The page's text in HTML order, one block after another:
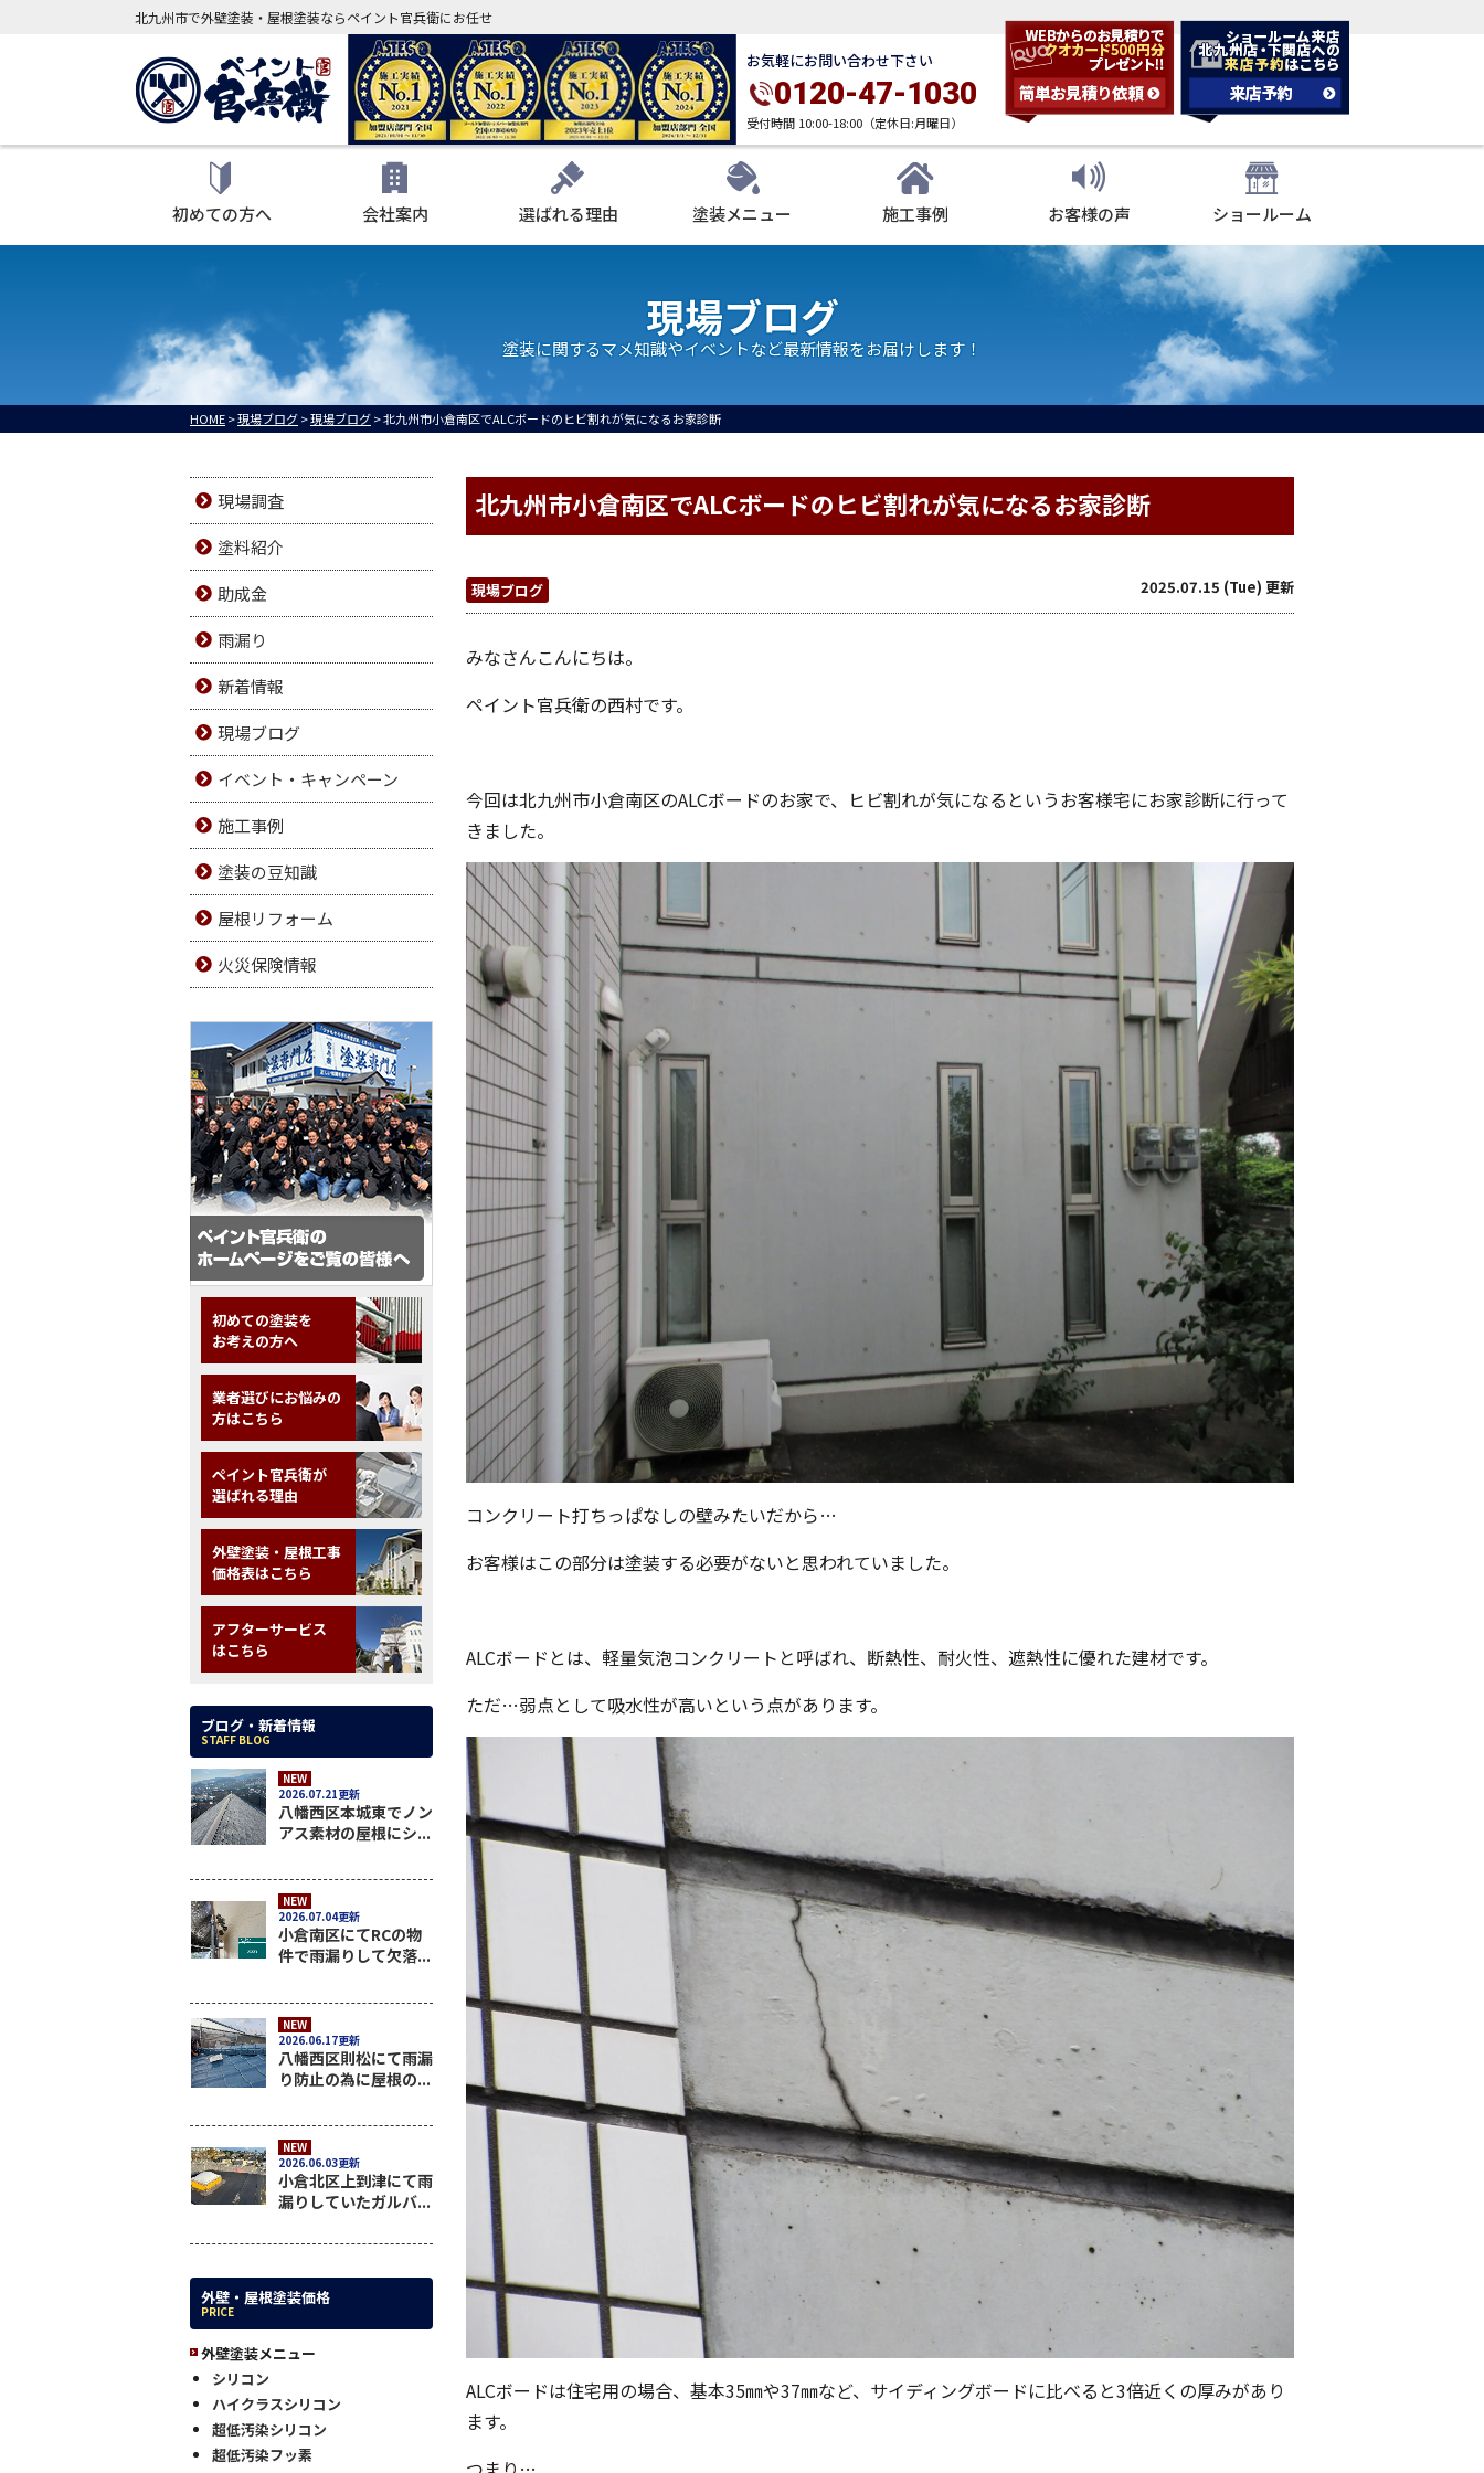
北九州市で外壁塗装・屋根塗装ならペイント官兵衛にお任せ
お気軽にお問い合わせ下さい
0120-47-1030
受付時間 10:00-18:00（定休日:月曜日）
初めての方へ 会社案内 選ばれる理由 塗装メニュー 施工事例 お客様の声 ショールーム
現場ブログ
塗装に関するマメ知識やイベントなど最新情報をお届けします！
HOME>現場ブログ>現場ブログ>北九州市小倉南区でALCボードのヒビ割れが気になるお家診断
北九州市小倉南区でALCボードのヒビ割れが気になるお家診断
現場ブログ 2025.07.15 (Tue) 更新
みなさんこんにちは。
ペイント官兵衛の西村です。
今回は北九州市小倉南区のALCボードのお家で、ヒビ割れが気になるというお客様宅にお家診断に行って
きました。
コンクリート打ちっぱなしの壁みたいだから…
お客様はこの部分は塗装する必要がないと思われていました。
ALCボードとは、軽量気泡コンクリートと呼ばれ、断熱性、耐火性、遮熱性に優れた建材です。
ただ…弱点として吸水性が高いという点があります。
ALCボードは住宅用の場合、基本35㎜や37㎜など、サイディングボードに比べると3倍近くの厚みがあり
ます。
現場調査
塗料紹介
助成金
雨漏り
新着情報
現場ブログ
イベント・キャンペーン
施工事例
塗装の豆知識
屋根リフォーム
火災保険情報
初めての塗装を
お考えの方へ
業者選びにお悩みの
方はこちら
ペイント官兵衛が
選ばれる理由
外壁塗装・屋根工事
価格表はこちら
アフターサービス
はこちら
ブログ・新着情報
STAFF BLOG
NEW
2026.07.21更新
八幡西区本城東でノン
アス素材の屋根にシ...
NEW
2026.07.04更新
小倉南区にてRCの物
件で雨漏りして欠落...
NEW
2026.06.17更新
八幡西区則松にて雨漏
り防止の為に屋根の...
NEW
2026.06.03更新
小倉北区上到津にて雨
漏りしていたガルバ...
外壁・屋根塗装価格
PRICE
外壁塗装メニュー
シリコン
ハイクラスシリコン
超低汚染シリコン
超低汚染フッ素